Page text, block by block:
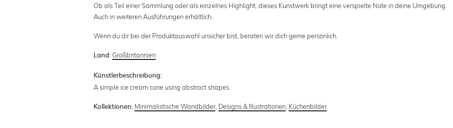
Ob als Teil einer Sammlung oder als einzelnes Highlight, dieses Kunstwerk bringt eine verspielte Note in deine Umgebung.
Auch in weiteren Ausführungen erhältlich.
Wenn du dir bei der Produktauswahl unsicher bist, beraten wir dich gerne persönlich.
Land: Großbritannien
Künstlerbeschreibung:
A simple ice cream cone using abstract shapes.
Kollektionen: Minimalistische Wandbilder, Designs & Illustrationen Küchenbilder